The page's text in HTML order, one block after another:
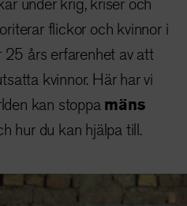
flickor och kvinnor i
25 års erfarenhet av att
kvinnor. Här har vi
kan stoppa mäns
hur du kan hjälpa till.